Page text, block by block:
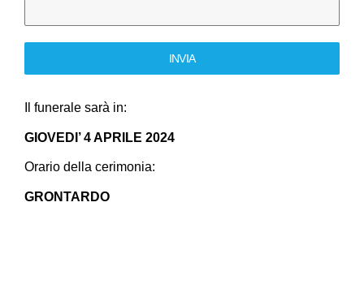
INVIA
Il funerale sarà in:
GIOVEDI’ 4 APRILE 2024
Orario della cerimonia:
GRONTARDO